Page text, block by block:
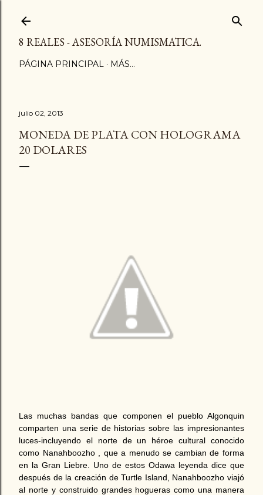
8 REALES - ASESORÍA NUMISMATICA.
PÁGINA PRINCIPAL MÁS…
julio 02, 2013
MONEDA DE PLATA CON HOLOGRAMA
20 DOLARES
Las muchas bandas que componen el pueblo Algonquin
comparten una serie de historias sobre las impresionantes
luces-incluyendo el norte de un héroe cultural conocido
como Nanahboozho , que a menudo se cambian de forma
en la Gran Liebre. Uno de estos Odawa leyenda dice que
después de la creación de Turtle Island, Nanahboozho viajó
al norte y construido grandes hogueras como una manera